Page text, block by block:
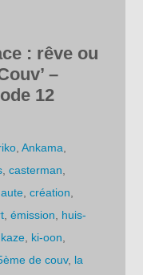
: rêve ou
–
12
,Ankama
,casterman
,création
,émission
huis-
kaze ki-oon
de couv, la